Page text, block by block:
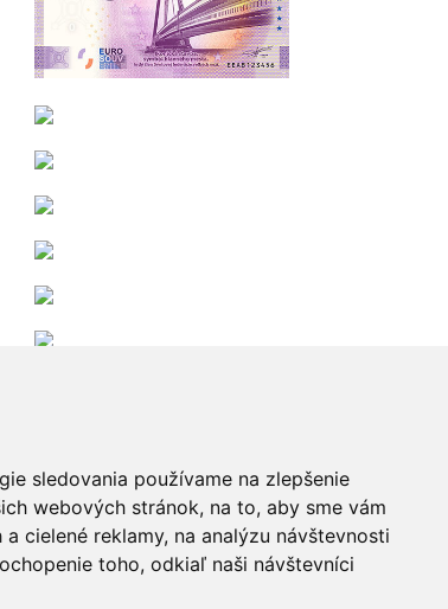
sledovania používame na zlepšenie
webových stránok, na to, aby sme vám
cielené reklamy, na analýzu návštevnosti
toho, odkiaľ naši návštevníci
Zobraziť viac...